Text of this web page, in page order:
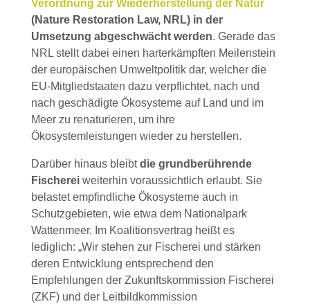
Verordnung zur Wiederherstellung der Natur
(Nature Restoration Law, NRL) in der
Umsetzung abgeschwächt werden. Gerade das
NRL stellt dabei einen harterkämpften Meilenstein
der europäischen Umweltpolitik dar, welcher die
EU-Mitgliedstaaten dazu verpflichtet, nach und
nach geschädigte Ökosysteme auf Land und im
Meer zu renaturieren, um ihre
Ökosystemleistungen wieder zu herstellen.
Darüber hinaus bleibtdie grundberührende
Fischereiweiterhin voraussichtlich erlaubt. Sie
belastet empfindliche Ökosysteme auch in
Schutzgebieten, wie etwa dem Nationalpark
Wattenmeer. Im Koalitionsvertrag heißt es
lediglich: „Wir stehen zur Fischerei und stärken
deren Entwicklung entsprechend den
Empfehlungen der Zukunftskommission Fischerei
(ZKF) und der Leitbildkommission